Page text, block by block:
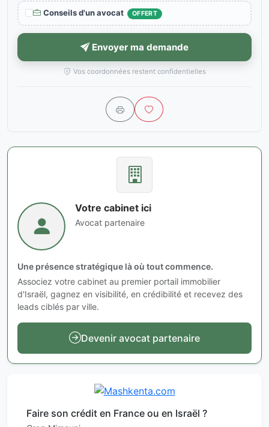
Conseils d'un avocat OFFERT
Envoyer ma demande
Vos coordonnées restent confidentielles
Votre cabinet ici
Avocat partenaire
Une présence stratégique là où tout commence.
Associez votre cabinet au premier portail immobilier
d'Israël, gagnez en visibilité, en crédibilité et recevez des
leads ciblés par ville.
Devenir avocat partenaire
Faire son crédit en France ou en Israël ?